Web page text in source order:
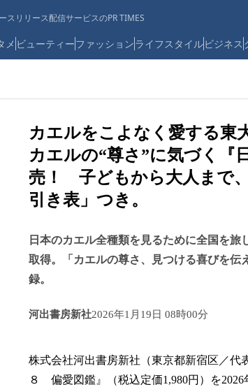
スリリース配信サービスのPR TIMES
メ ビューティーファッションライフスタイルビジネス
カエルをこよなく愛する東
カエルの“尊さ”に気づく『
売！ 子どもから大人まで
引き表」つき。
日本のカエル全種類を見るために全国を
取得。「カエルの尊さ、見つける喜びを
録。
河出書房新社2026年1月19日 08時00分
株式会社河出書房新社（東京都新宿区／代
８ 偏愛図鑑』（税込定価1,980円）を2026